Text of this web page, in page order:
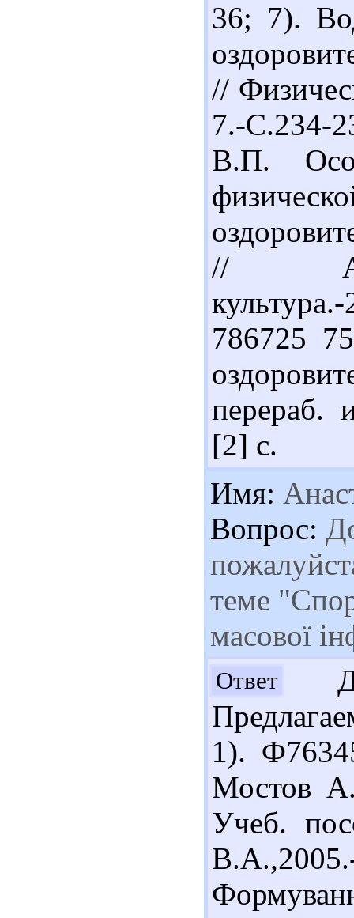
36; 7).
//
7.-С.234-
В.П.
//
786725
перераб.
[2] с.
Имя:
Вопрос:
теме
масової
Ответ
1).
Мостов
Учеб.